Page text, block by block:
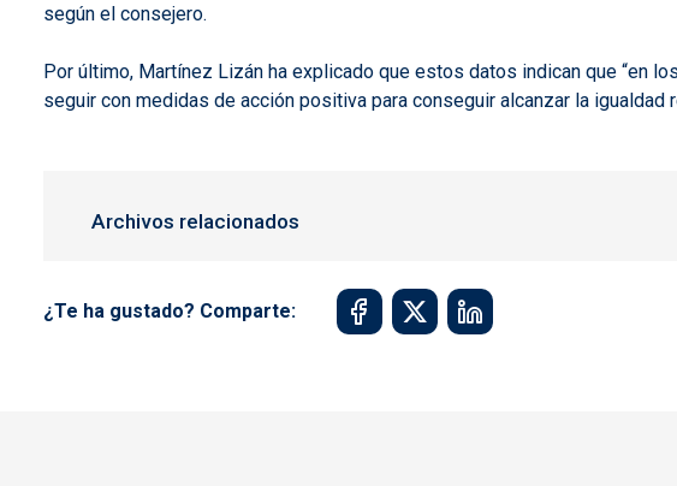
según el consejero.
Por último, Martínez Lizán ha explicado que estos datos indican que “en
seguir con medidas de acción positiva para conseguir alcanzar la
Archivos relacionados
¿Te ha gustado? Comparte: